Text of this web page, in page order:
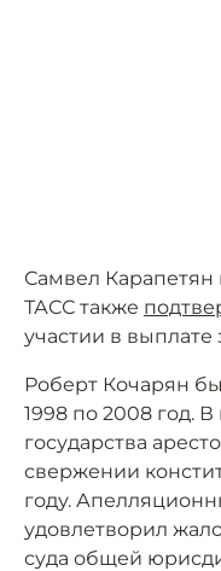
Самвел Карапетян
ТАСС также
участии в выплате
Роберт Кочарян
1998 по 2008 год. В
государства
свержении
году.
удовлетворил
суда общей